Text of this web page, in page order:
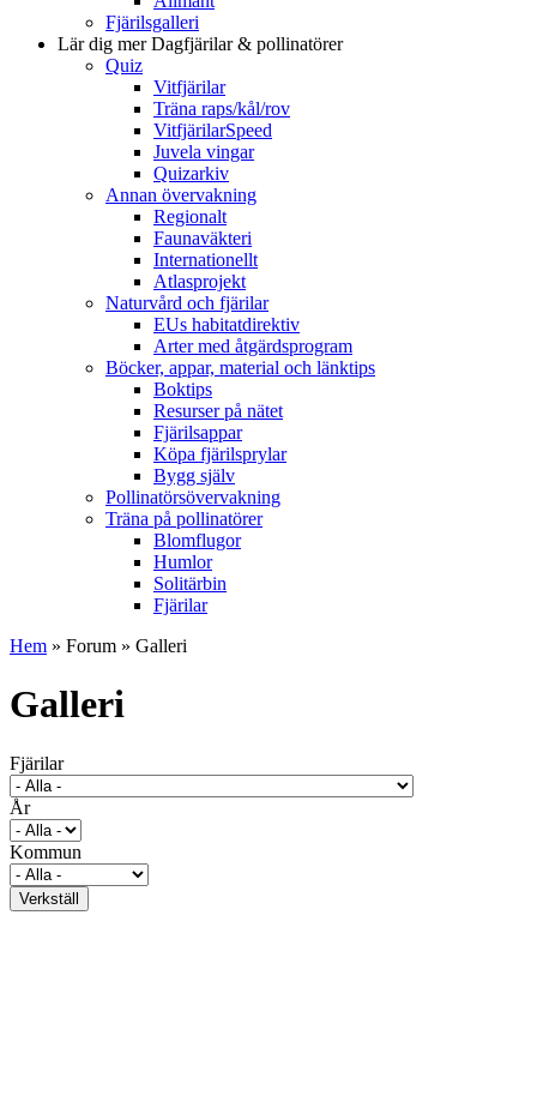
Fjärilsgalleri
Lär dig merDagfjärilar & pollinatörer
Quiz
Vitfjärilar
Träna raps/kål/rov
VitfjärilarSpeed
Juvela vingar
Quizarkiv
Annan övervakning
Regionalt
Faunaväkteri
Internationellt
Atlasprojekt
Naturvård och fjärilar
EUs habitatdirektiv
Arter med åtgärdsprogram
Böcker, appar, material och länktips
Boktips
Resurser på nätet
Fjärilsappar
Köpa fjärilsprylar
Bygg själv
Pollinatörsövervakning
Träna på pollinatörer
Blomflugor
Humlor
Solitärbin
Fjärilar
Hem » Forum » Galleri
Galleri
Fjärilar
År
Kommun